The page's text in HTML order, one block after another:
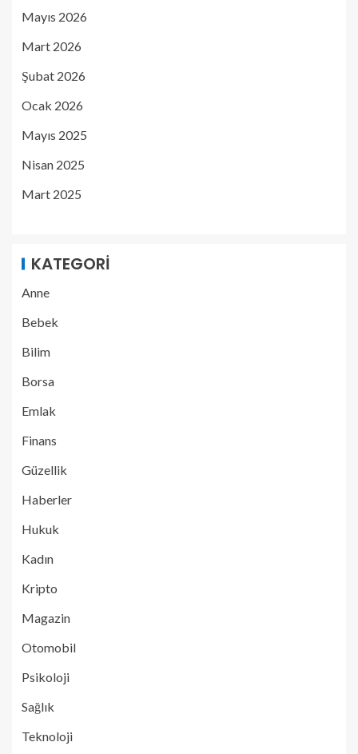
Mayıs 2026
Mart 2026
Şubat 2026
Ocak 2026
Mayıs 2025
Nisan 2025
Mart 2025
KATEGORI
Anne
Bebek
Bilim
Borsa
Emlak
Finans
Güzellik
Haberler
Hukuk
Kadın
Kripto
Magazin
Otomobil
Psikoloji
Sağlık
Teknoloji